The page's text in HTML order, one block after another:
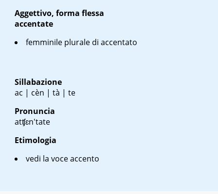
Aggettivo, forma flessa
accentate
femminile plurale di accentato
Sillabazione
ac | cèn | tà | te
Pronuncia
atʧɛn'tate
Etimologia
vedi la voce accento